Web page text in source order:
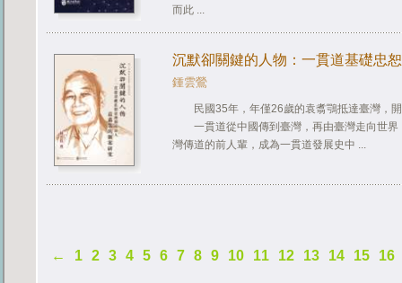
而此 ...
沉默卻關鍵的人物：一貫道基礎忠
鍾雲鶯
民國35年，年僅26歲的袁翥鶚抵達臺灣，開
一貫道從中國傳到臺灣，再由臺灣走向世界
灣傳道的前人輩，成為一貫道發展史中 ...
← 1 2 3 4 5 6 7 8 9 10 11 12 13 14 15 16